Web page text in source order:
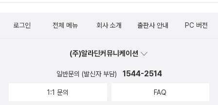
로그인 전체 메뉴 회사 소개 출판사 안내 PC 버전
(주)알라딘커뮤니케이션
일반문의 (발신자 부담) 1544-2514
1:1 문의 FAQ